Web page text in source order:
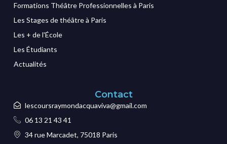
Formations Théâtre Professionnelles à Paris
Les Stages de théâtre à Paris
Les + de l'École
Les Étudiants
Actualités
Contact
lescoursraymondacquaviva@gmail.com
06 13 21 43 41
34 rue Marcadet, 75018 Paris